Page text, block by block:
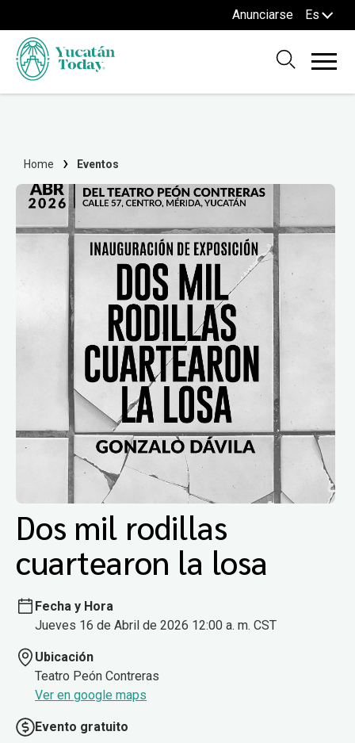
Anunciarse Es
Home Eventos
Dos mil rodillas
cuartearon la losa
Fecha y Hora
Jueves 16 de Abril de 2026 12:00 a. m. CST
Ubicación
Teatro Peón Contreras
Ver en google maps
Evento gratuito